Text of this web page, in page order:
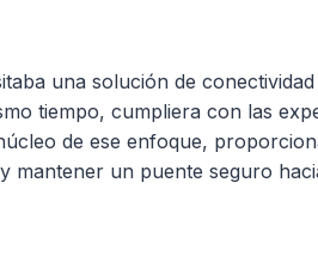
una solución de
tiempo, cumpliera con las
de ese enfoque,
mantener un puente seguro